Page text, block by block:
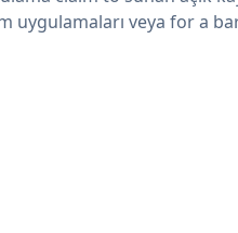
uygulamaları veya for a